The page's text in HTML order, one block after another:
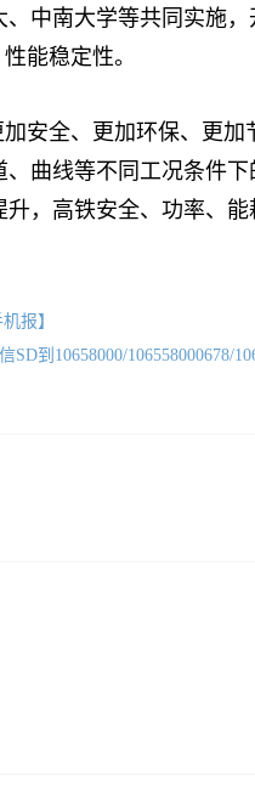
中南大学等共同实施
能稳定性。
全、更加环保、更加
曲线等不同工况条件下
，高铁安全、功率、
报】
到10658000/106558000678/